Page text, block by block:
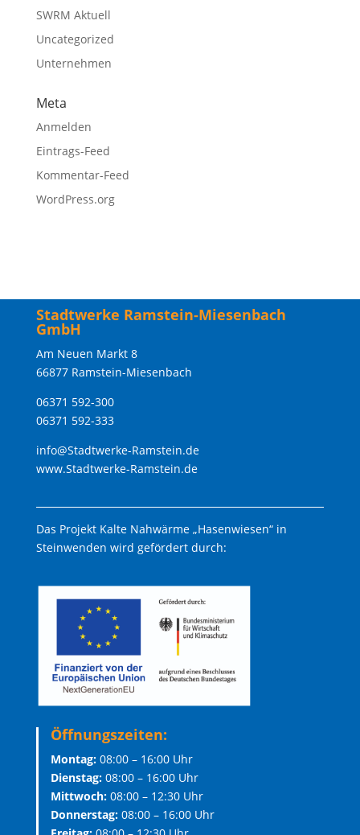
SWRM Aktuell
Uncategorized
Unternehmen
Meta
Anmelden
Eintrags-Feed
Kommentar-Feed
WordPress.org
Stadtwerke Ramstein-Miesenbach
GmbH
Am Neuen Markt 8
66877 Ramstein-Miesenbach
06371 592-300
06371 592-333
info@Stadtwerke-Ramstein.de
www.Stadtwerke-Ramstein.de
Das Projekt Kalte Nahwärme „Hasenwiesen“ in
Steinwenden wird gefördert durch:
Öffnungszeiten:
Montag: 08:00 – 16:00 Uhr
Dienstag: 08:00 – 16:00 Uhr
Mittwoch: 08:00 – 12:30 Uhr
Donnerstag: 08:00 – 16:00 Uhr